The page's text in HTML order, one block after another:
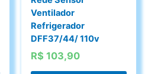
Ventilador
Refrigerador
DFF37/44/ 110v
R$ 103,90